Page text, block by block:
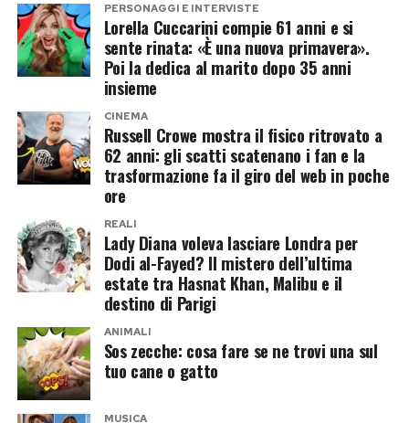
telecamere.
Chi è Alejandro Martinez, il
compagno che piace al reality
Alejandro Martinez potrebbe rappresentare la
vera carta a sorpresa dell’operazione.
Imprenditore colombiano, è legato
sentimentalmente a Casalino e finora ha
mantenuto un profilo molto più riservato
rispetto al compagno.
Proprio questa differenza potrebbe incuriosire
gli autori. Da una parte un volto abituato alle
telecamere, alle polemiche politiche e alla
comunicazione pubblica; dall’altra una figura
PERSONAGGI E INTERVISTE
Lorella Cuccarini compie 61 anni e si
sente rinata: «È una nuova primavera».
Poi la dedica al marito dopo 35 anni
insieme
CINEMA
Russell Crowe mostra il fisico ritrovato a
62 anni: gli scatti scatenano i fan e la
trasformazione fa il giro del web in poche
ore
REALI
Lady Diana voleva lasciare Londra per
Dodi al-Fayed? Il mistero dell’ultima
estate tra Hasnat Khan, Malibu e il
destino di Parigi
ANIMALI
Sos zecche: cosa fare se ne trovi una sul
tuo cane o gatto
MUSICA